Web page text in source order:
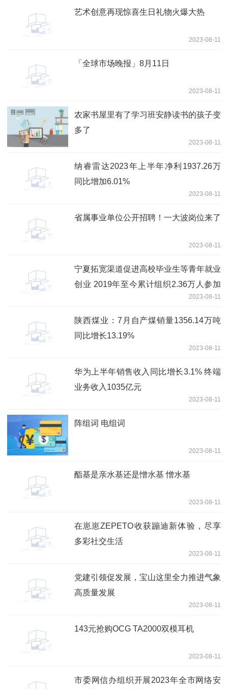
艺术创意再现惊喜生日礼物火爆大热
2023-08-11
「全球市场晚报」8月11日
2023-08-11
农家书屋里有了学习班安静读书的孩子变
多了
2023-08-11
纳睿雷达2023年上半年净利1937.26万
同比增加6.01%
2023-08-11
省属事业单位公开招聘！一大波岗位来了
2023-08-11
宁夏拓宽渠道促进高校毕业生等青年就业
创业 2019年至今累计组织2.36万人参加
2023-08-11
陕西煤业：7月自产煤销量1356.14万吨
同比增长13.19%
2023-08-11
华为上半年销售收入同比增长3.1% 终端
业务收入1035亿元
2023-08-11
阵组词 电组词
2023-08-11
酯基是亲水基还是憎水基 憎水基
2023-08-11
在崽崽ZEPETO收获蹦迪新体验，尽享
多彩社交生活
2023-08-11
党建引领促发展，宝山这里全力推进气象
高质量发展
2023-08-11
143元抢购OCG TA2000双模耳机
2023-08-11
市委网信办组织开展2023年全市网络安